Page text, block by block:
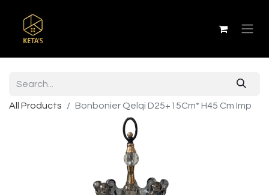
All Products Bonbonier Qelqi D25+15Cm* H45 Cm Imp